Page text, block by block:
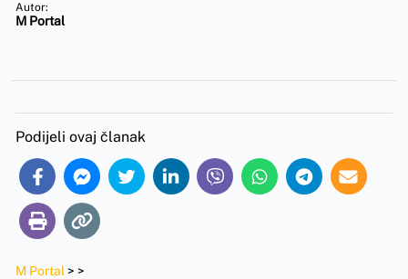
Autor:
M Portal
Podijeli ovaj članak
M Portal > >